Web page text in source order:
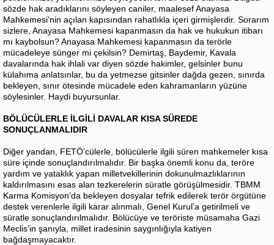
sözde hak aradıklarını söyleyen caniler, maalesef Anayasa
Mahkemesi’nin açılan kapısından rahatlıkla içeri girmişlerdir. Sorarım
sizlere, Anayasa Mahkemesi kapanmasın da hak ve hukukun itibarı
mı kaybolsun? Anayasa Mahkemesi kapanmasın da terörle
mücadeleye sünger mi çekilsin? Demirtaş, Baydemir, Kavala
davalarında hak ihlali var diyen sözde hakimler, gelsinler bunu
külahıma anlatsınlar, bu da yetmezse gitsinler dağda gezen, sınırda
bekleyen, sınır ötesinde mücadele eden kahramanların yüzüne
söylesinler. Haydi buyursunlar.
BÖLÜCÜLERLE İLGİLİ DAVALAR KISA SÜREDE
SONUÇLANMALIDIR
Diğer yandan, FETÖ’cülerle, bölücülerle ilgili süren mahkemeler kısa
süre içinde sonuçlandırılmalıdır. Bir başka önemli konu da, teröre
yardım ve yataklık yapan milletvekillerinin dokunulmazlıklarının
kaldırılmasını esas alan tezkerelerin süratle görüşülmesidir. TBMM
Karma Komisyon’da bekleyen dosyalar tefrik edilerek terör örgütüne
destek verenlerle ilgili karar alınmalı, Genel Kurul’a getirilmeli ve
süratle sonuçlandırılmalıdır. Bölücüye ve teröriste müsamaha Gazi
Meclis’in şanıyla, millet iradesinin saygınlığıyla katiyen
bağdaşmayacaktır.